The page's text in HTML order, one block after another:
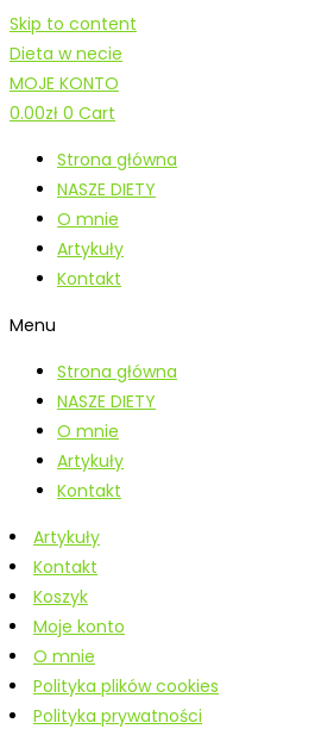
Skip to content
Dieta w necie
MOJE KONTO
0.00zł 0 Cart
Strona główna
NASZE DIETY
O mnie
Artykuły
Kontakt
Menu
Strona główna
NASZE DIETY
O mnie
Artykuły
Kontakt
Artykuły
Kontakt
Koszyk
Moje konto
O mnie
Polityka plików cookies
Polityka prywatności